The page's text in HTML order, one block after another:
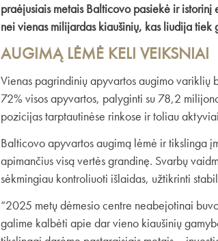
praėjusiais metais Balticovo pasiekė ir
nei vienas milijardas kiaušinių, kas liudija
AUGIMĄ LĖMĖ KELI VEIKSNIAI
Vienas pagrindinių apyvartos augimo variklių
72% visos apyvartos, palyginti su 78,2
pozicijas tarptautinėse rinkose ir toliau
Balticovo apyvartos augimą lėmė ir tikslinga
apimančius visą vertės grandinę. Svarbų
sėkmingiau kontroliuoti išlaidas, užtikrinti
“2025 metų dėmesio centre neabejotinai
galime kalbėti apie dar vieno kiaušinių